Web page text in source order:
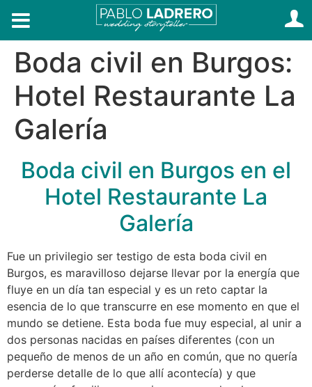
Boda civil en Burgos:
Hotel Restaurante La
Galería
Boda civil en Burgos en el
Hotel Restaurante La
Galería
Fue un privilegio ser testigo de esta boda civil en
Burgos, es maravilloso dejarse llevar por la energía que
fluye en un día tan especial y es un reto captar la
esencia de lo que transcurre en ese momento en que el
mundo se detiene. Esta boda fue muy especial, al unir a
dos personas nacidas en países diferentes (con un
pequeño de menos de un año en común, que no quería
perderse detalle de lo que allí acontecía) y que